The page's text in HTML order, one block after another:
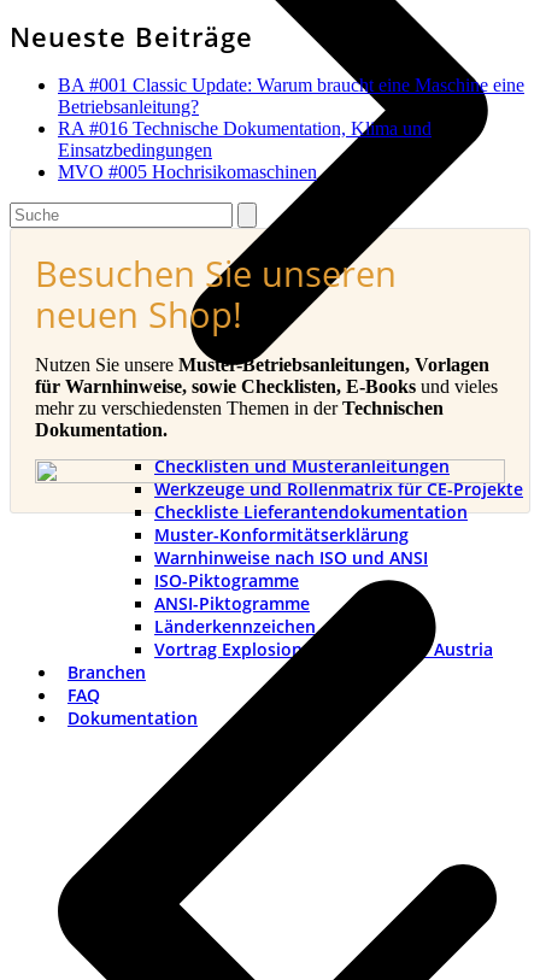
Checklisten und Musteranleitungen
Werkzeuge und Rollenmatrix für CE-Projekte
Checkliste Lieferantendokumentation
Muster-Konformitätserklärung
Warnhinweise nach ISO und ANSI
ISO-Piktogramme
ANSI-Piktogramme
Länderkennzeichen
Vortrag Explosionsschutztag TÜV Austria
Branchen
FAQ
Dokumentation
Neueste Beiträge
BA #001 Classic Update: Warum braucht eine Maschine eine
Betriebsanleitung?
RA #016 Technische Dokumentation, Klima und
Einsatzbedingungen
MVO #005 Hochrisikomaschinen
Search
Besuchen Sie unseren
neuen Shop!
Nutzen Sie unsere Muster-Betriebsanleitungen, Vorlagen
für Warnhinweise, sowie Checklisten, E-Books und vieles
mehr zu verschiedensten Themen in derTechnischen
Dokumentation.